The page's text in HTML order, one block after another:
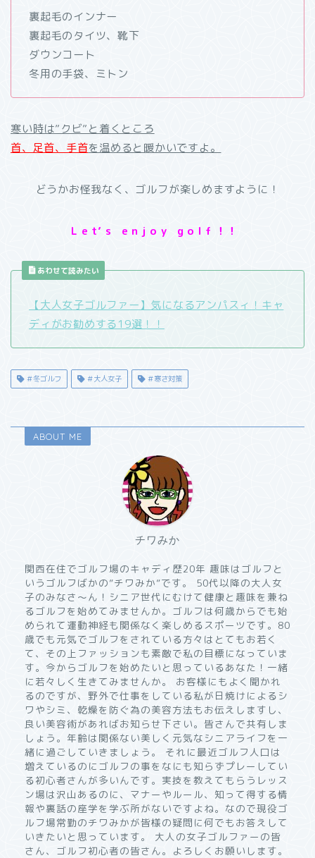
裏起毛のインナー
裏起毛のタイツ、靴下
ダウンコート
冬用の手袋、ミトン
寒い時は”クビ”と着くところ
首、足首、手首を温めると暖かいですよ。
どうかお怪我なく、ゴルフが楽しめますように！
L e t’ s e n j o y g o l f ！！
あわせて読みたい
【大人女子ゴルファー】気になるアンパスィ！キャ
ディがお勧めする19選！！
＃冬ゴルフ ＃大人女子 ＃寒さ対策
ABOUT ME
チワみか
関西在住でゴルフ場のキャディ歴20年 趣味はゴルフと
いうゴルフばかの”チワみか”です。 50代以降の大人女
子のみなさ〜ん！シニア世代にむけて健康と趣味を兼ね
るゴルフを始めてみませんか。ゴルフは何歳からでも始
められて運動神経も関係なく楽しめるスポーツです。80
歳でも元気でゴルフをされている方々はとてもお若く
て、その上ファッションも素敵で私の目標になっていま
す。今からゴルフを始めたいと思っているあなた！一緒
に若々しく生きてみませんか。 お客様にもよく聞かれ
るのですが、野外で仕事をしている私が日焼けによるシ
ワやシミ、乾燥を防ぐ為の美容方法もお伝えしますし、
良い美容術があればお知らせ下さい。皆さんで共有しま
しょう。年齢は関係ない美しく元気なシニアライフを一
緒に過ごしていきましょう。 それに最近ゴルフ人口は
増えているのにゴルフの事をなにも知らずプレーしてい
る初心者さんが多いんです。実技を教えてもらうレッス
ン場は沢山あるのに、マナーやルール、知って得する情
報や裏話の座学を学ぶ所がないですよね。なので現役ゴ
ルフ場常勤のチワみかが皆様の疑問に何でもお答えして
いきたいと思っています。 大人の女子ゴルファーの皆
さん、ゴルフ初心者の皆さん。よろしくお願いします。